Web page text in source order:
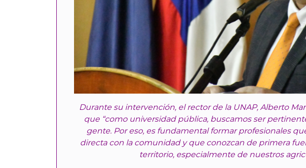
Durante su intervención, el rector de la UNAP, Alberto
que “como universidad pública, buscamos ser
gente. Por eso, es fundamental formar profesionales
directa con la comunidad y que conozcan de primera
territorio, especialmente de nuestros